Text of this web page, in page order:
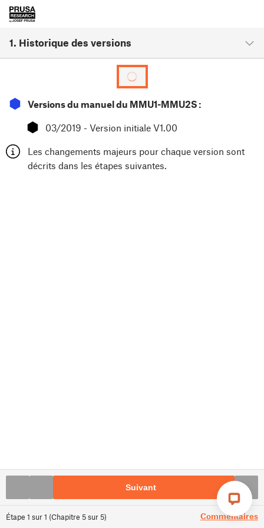
1. Historique des versions
Étape 1 sur1 (Chapitre 5sur 5) Commentaires
⬢ Versions du manuel du MMU1-MMU2S :
⬢ 03/2019 - Version initiale V1.00
Les changements majeurs pour chaque version sont
décrits dans les étapes suivantes.
Suivant